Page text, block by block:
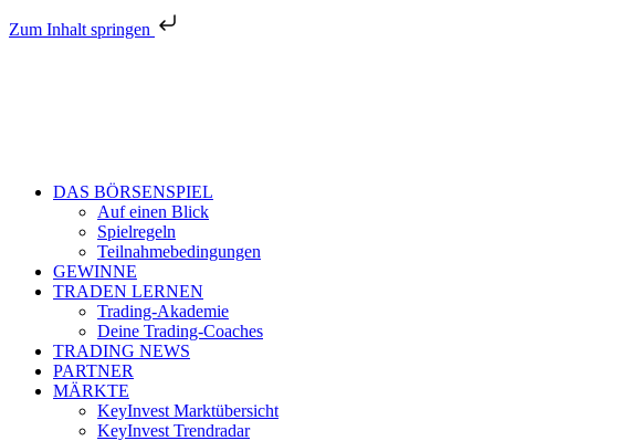
Zum Inhalt springen
DAS BÖRSENSPIEL
Auf einen Blick
Spielregeln
Teilnahmebedingungen
GEWINNE
TRADEN LERNEN
Trading-Akademie
Deine Trading-Coaches
TRADING NEWS
PARTNER
MÄRKTE
KeyInvest Marktübersicht
KeyInvest Trendradar